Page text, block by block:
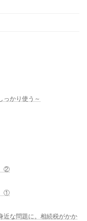
っかり使う～
②
①
近な問題に。相続税がかか